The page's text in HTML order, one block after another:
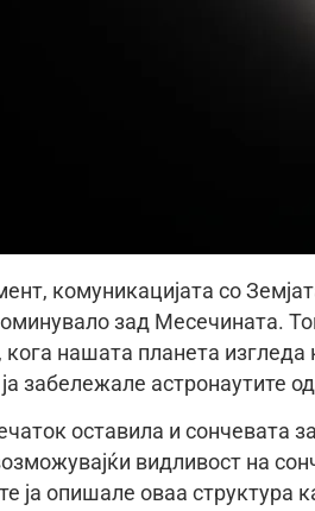
комуникацијата со
зад Месечината.
кога нашата планета
забележале астронаутите
оставила и сончевата
видливост на
ја опишале оваа структура